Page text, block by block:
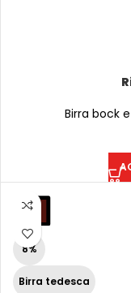
Birra bock
8%
Birra tedesca